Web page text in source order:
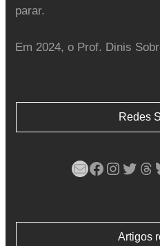
parar.
Em 2024, o Prof. Dinis
Redes
Mail Facebook Instagram Twitter Threads
Artigos